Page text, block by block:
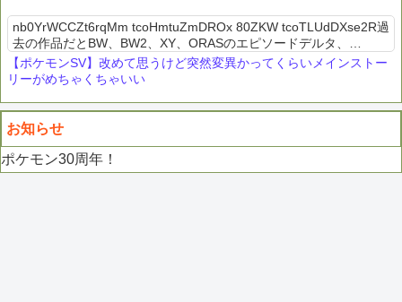
nb0YrWCCZt6rqMm tcoHmtuZmDROx 80ZKW tcoTLUdDXse2R過
去の作品だとBW、BW2、XY、ORASのエピソードデルタ、
USUM、レジェアルのエンディング後のス...
【ポケモンSV】改めて思うけど突然変異かってくらいメインストー
リーがめちゃくちゃいい
お知らせ
ポケモン30周年！